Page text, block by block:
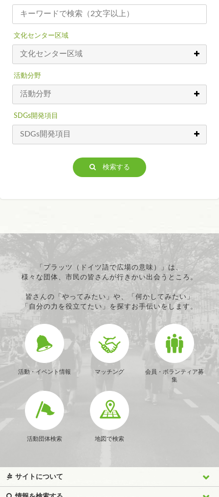
文化センター区域
活動分野
SDGs開発項目
検索する
「プラッツ（ドイツ語で広場の意味）」は、
様々な団体、市民の皆さんが行きかい出会うところ。
皆さんの「やってみたい」や、「何かしてみたい」
「自分の力を役立てたい」を探すお手伝いをします。
活動・イベント情報 マッチング
会員・ボランティア募
集
活動団体検索 地図で検索
サイトについて